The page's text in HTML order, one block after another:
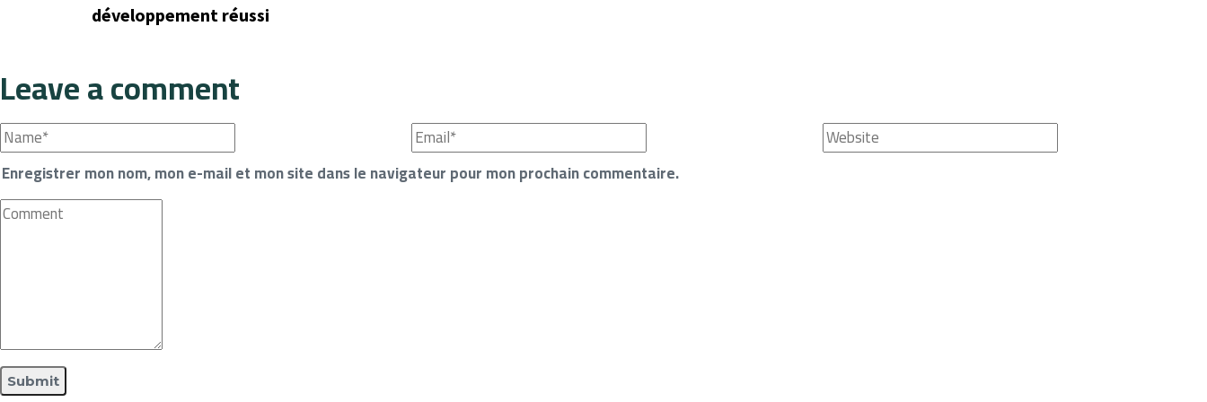
développement réussi
Leave a comment
Enregistrer mon nom, mon e-mail et mon site dans le navigateur pour mon prochain commentaire.